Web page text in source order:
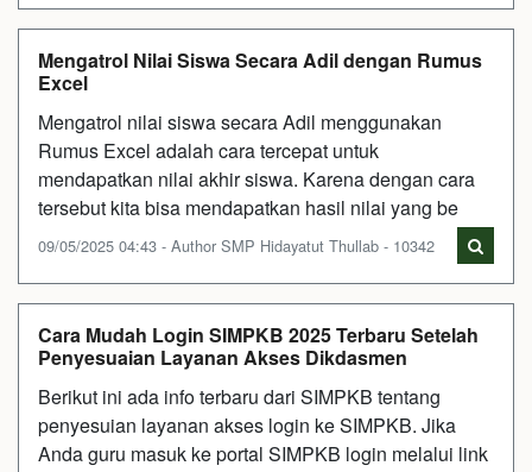
Mengatrol Nilai Siswa Secara Adil dengan Rumus
Excel
Mengatrol nilai siswa secara Adil menggunakan
Rumus Excel adalah cara tercepat untuk
mendapatkan nilai akhir siswa. Karena dengan cara
tersebut kita bisa mendapatkan hasil nilai yang be
09/05/2025 04:43 - Author SMP Hidayatut Thullab - 10342
Cara Mudah Login SIMPKB 2025 Terbaru Setelah
Penyesuaian Layanan Akses Dikdasmen
Berikut ini ada info terbaru dari SIMPKB tentang
penyesuian layanan akses login ke SIMPKB. Jika
Anda guru masuk ke portal SIMPKB login melalui link